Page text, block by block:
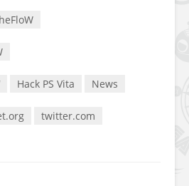
Hack PS Vita News
twitter.com